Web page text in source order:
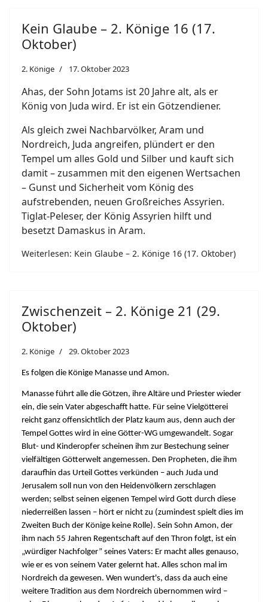
Kein Glaube – 2. Könige 16 (17.
Oktober)
2. Könige 17. Oktober 2023
Ahas, der Sohn Jotams ist 20 Jahre alt, als er
König von Juda wird. Er ist ein Götzendiener.
Als gleich zwei Nachbarvölker, Aram und
Nordreich, Juda angreifen, plündert er den
Tempel um alles Gold und Silber und kauft sich
damit – zusammen mit den eigenen Wertsachen
– Gunst und Sicherheit vom König des
aufstrebenden, neuen Großreiches Assyrien.
Tiglat-Peleser, der König Assyrien hilft und
besetzt Damaskus in Aram.
Weiterlesen: Kein Glaube – 2. Könige 16 (17. Oktober)
Zwischenzeit – 2. Könige 21 (29.
Oktober)
2. Könige 29. Oktober 2023
Es folgen die Könige Manasse und Amon.
Manasse führt alle die Götzen, ihre Altäre und Priester wieder
ein, die sein Vater abgeschafft hatte. Für seine Vielgötterei
reicht ganz offensichtlich der Platz kaum aus, denn auch der
Tempel Gottes wird in eine Götter-WG umgewandelt. Sogar
Blut- und Kinderopfer scheinen ihm zur Bestechung seiner
vielfältigen Götterwelt angemessen. Den Propheten, die ihm
daraufhin das Urteil Gottes verkünden – auch Juda und
Jerusalem soll nun von den Heidenvölkern zerschlagen
werden; selbst seinen eigenen Tempel wird Gott durch diese
niederreißen lassen – hört er nicht zu (zumindest spielt dies im
Zweiten Buch der Könige keine Rolle). Sein Sohn Amon, der
ihm nach 55 Jahren Regentschaft auf den Thron folgt, ist ein
„würdiger Nachfolger” seines Vaters: Er macht alles genauso,
wie er es von seinem Vater gelernt hat. Alles schon mal im
Nordreich da gewesen. Wen wundert's, dass da auch eine
weitere Tradition aus dem Nordreich übernommen wird –